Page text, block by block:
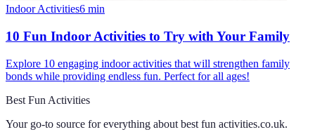
Indoor Activities6 min
10 Fun Indoor Activities to Try with Your Family
Explore 10 engaging indoor activities that will strengthen family
bonds while providing endless fun. Perfect for all ages!
Best Fun Activities
Your go-to source for everything about best fun activities.co.uk.